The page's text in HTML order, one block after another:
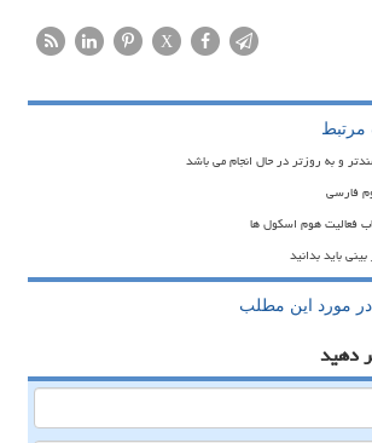
X
مرتبط
و به روزتر در حال انجام می باشد
فارسی
فعالیت هوم اسکول ها
باید بدانید
در مورد این مطلب
دهید